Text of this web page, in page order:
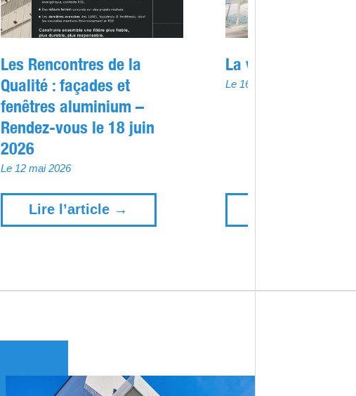
Les Rencontres de la
Qualité : façades et
fenêtres aluminium –
Rendez-vous le 18 juin
2026
Le 12 mai 2026
Lire l’article →
La véranda se
Le 16 avril 2026